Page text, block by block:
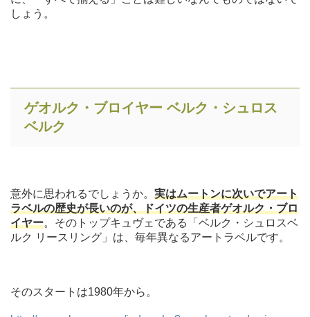
しょう。
ゲオルク・ブロイヤー ベルク・シュロス
ベルク
意外に思われるでしょうか。 実はムートンに次いでアート
ラベルの歴史が長いのが、ドイツの生産者ゲオルク・ブロ
イヤー。そのトップキュヴェである「ベルク・シュロスベ
ルク リースリング」は、毎年異なるアートラベルです。
そのスタートは1980年から。